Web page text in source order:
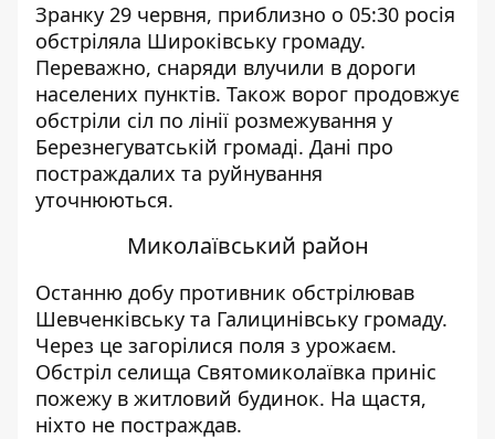
Зранку 29 червня, приблизно о 05:30 росія
обстріляла Широківську громаду.
Переважно, снаряди влучили в дороги
населених пунктів. Також ворог продовжує
обстріли сіл по лінії розмежування у
Березнегуватській громаді. Дані про
постраждалих та руйнування
уточнюються.
Миколаївський район
Останню добу противник обстрілював
Шевченківську та Галицинівську громаду.
Через це загорілися поля з урожаєм.
Обстріл селища Святомиколаївка приніс
пожежу в житловий будинок. На щастя,
ніхто не постраждав.